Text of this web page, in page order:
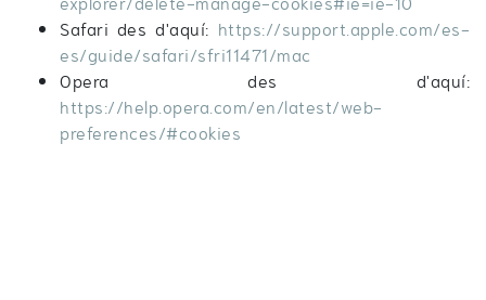
Safari des d'aquí: https://support.apple.com/es-
es/guide/safari/sfri11471/mac
Opera des d'aquí:
https://help.opera.com/en/latest/web-
preferences/#cookies